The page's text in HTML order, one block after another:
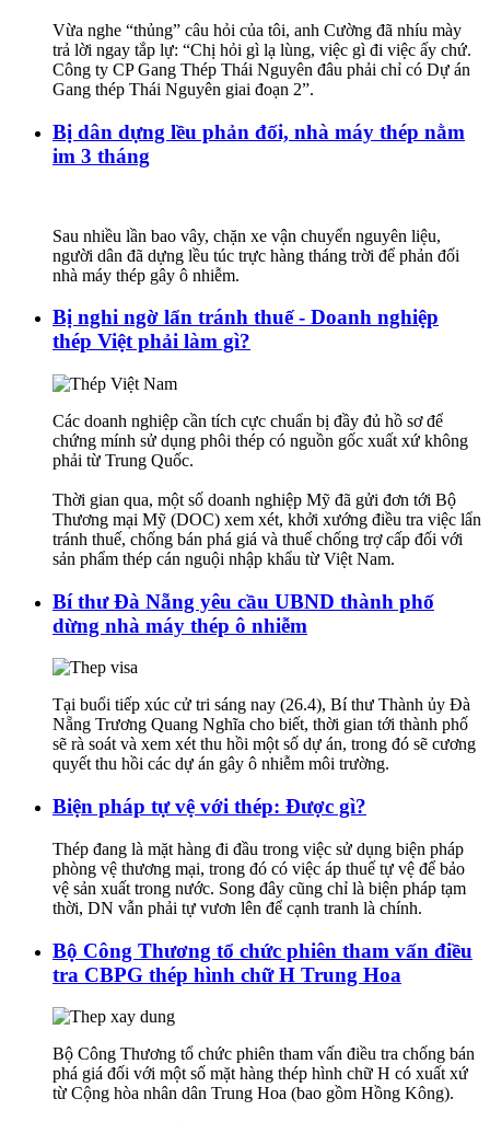
Vừa nghe “thủng” câu hỏi của tôi, anh Cường đã nhíu mày
trả lời ngay tắp lự: “Chị hỏi gì lạ lùng, việc gì đi việc ấy chứ.
Công ty CP Gang Thép Thái Nguyên đâu phải chỉ có Dự án
Gang thép Thái Nguyên giai đoạn 2”.
Bị dân dựng lều phản đối, nhà máy thép nằm
im 3 tháng
Sau nhiều lần bao vây, chặn xe vận chuyển nguyên liệu,
người dân đã dựng lều túc trực hàng tháng trời để phản đối
nhà máy thép gây ô nhiễm.
Bị nghi ngờ lẩn tránh thuế - Doanh nghiệp
thép Việt phải làm gì?
Các doanh nghiệp cần tích cực chuẩn bị đầy đủ hồ sơ để
chứng mính sử dụng phôi thép có nguồn gốc xuất xứ không
phải từ Trung Quốc.
Thời gian qua, một số doanh nghiệp Mỹ đã gửi đơn tới Bộ
Thương mại Mỹ (DOC) xem xét, khởi xướng điều tra việc lẩn
tránh thuế, chống bán phá giá và thuế chống trợ cấp đối với
sản phẩm thép cán nguội nhập khẩu từ Việt Nam.
Bí thư Đà Nẵng yêu cầu UBND thành phố
dừng nhà máy thép ô nhiễm
Tại buổi tiếp xúc cử tri sáng nay (26.4), Bí thư Thành ủy Đà
Nẵng Trương Quang Nghĩa cho biết, thời gian tới thành phố
sẽ rà soát và xem xét thu hồi một số dự án, trong đó sẽ cương
quyết thu hồi các dự án gây ô nhiễm môi trường.
Biện pháp tự vệ với thép: Được gì?
Thép đang là mặt hàng đi đầu trong việc sử dụng biện pháp
phòng vệ thương mại, trong đó có việc áp thuế tự vệ để bảo
vệ sản xuất trong nước. Song đây cũng chỉ là biện pháp tạm
thời, DN vẫn phải tự vươn lên để cạnh tranh là chính.
Bộ Công Thương tổ chức phiên tham vấn điều
tra CBPG thép hình chữ H Trung Hoa
Bộ Công Thương tổ chức phiên tham vấn điều tra chống bán
phá giá đối với một số mặt hàng thép hình chữ H có xuất xứ
từ Cộng hòa nhân dân Trung Hoa (bao gồm Hồng Kông).